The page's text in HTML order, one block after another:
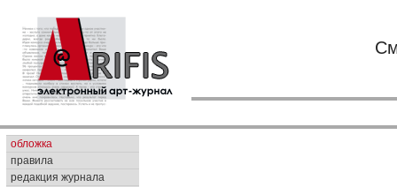
обложка
правила
редакция журнала